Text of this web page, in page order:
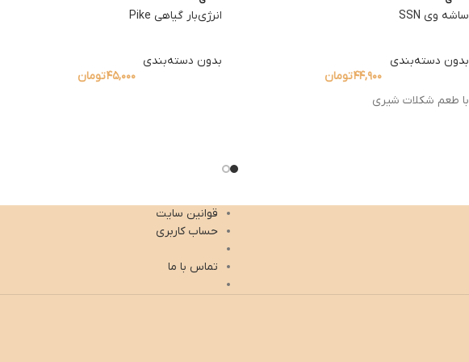
ساشه وی SSN
بدون دسته‌بندی
۴۴,۹۰۰تومان
با طعم شکلات شیری
انرژی‌بار گیاهی Pike
بدون دسته‌بندی
۴۵,۰۰۰تومان
قوانین سایت
حساب کاربری
تماس با ما